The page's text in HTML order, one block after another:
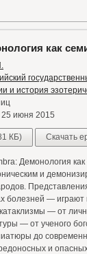
как
и история
25 июня 2015
КБ) Скачать
Демонология
и
болезней —
— от
— от ученого
до
и